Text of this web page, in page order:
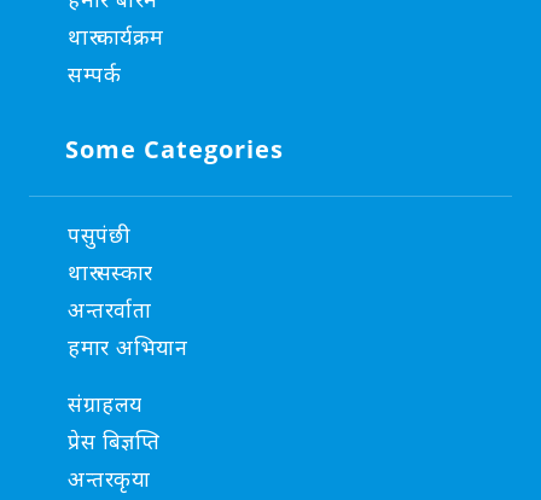
थारु कार्यक्रम
सम्पर्क
Some Categories
पसुपंछी
थारु सस्कार
अन्तरर्वाता
हमार अभियान
संग्राहलय
प्रेस बिज्ञप्ति
अन्तरकृया